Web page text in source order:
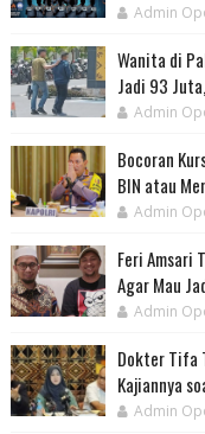
Admin
Wanita di
Jadi 93
Admin
Bocoran
BIN atau
Admin
Feri Amsari
Agar Mau
Admin
Dokter Tifa
Kajiannya
Admin